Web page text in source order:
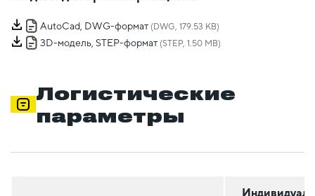
AutoCad, DWG-формат (DWG, 179.53 KB)
3D-модель, STEP-формат (STEP, 1.50 MB)
Логистические
параметры